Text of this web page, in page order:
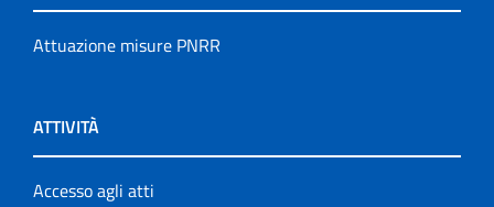
Attuazione misure PNRR
ATTIVITÀ
Accesso agli atti